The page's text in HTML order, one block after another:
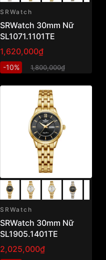
SRWatch
SRWatch 30mm Nữ
SL1071.1101TE
1,620,000₫
-10% 1,800,000₫
SRWatch
SRWatch 30mm Nữ
SL1905.1401TE
2,025,000₫